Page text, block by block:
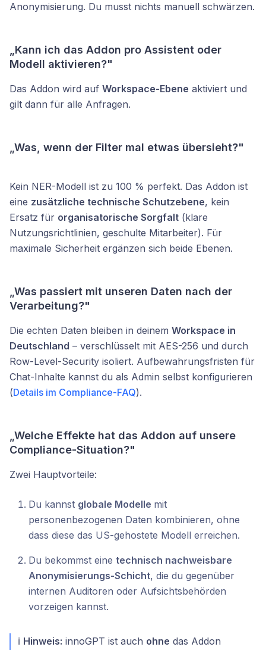
Anonymisierung. Du musst nichts manuell schwärzen.
„Kann ich das Addon pro Assistent oder
Modell aktivieren?"
Das Addon wird auf Workspace-Ebene aktiviert und
gilt dann für alle Anfragen.
„Was, wenn der Filter mal etwas übersieht?"
Kein NER-Modell ist zu 100 % perfekt. Das Addon ist
eine zusätzliche technische Schutzebene, kein
Ersatz für organisatorische Sorgfalt (klare
Nutzungsrichtlinien, geschulte Mitarbeiter). Für
maximale Sicherheit ergänzen sich beide Ebenen.
„Was passiert mit unseren Daten nach der
Verarbeitung?"
Die echten Daten bleiben in deinem Workspace in
Deutschland – verschlüsselt mit AES-256 und durch
Row-Level-Security isoliert. Aufbewahrungsfristen für
Chat-Inhalte kannst du als Admin selbst konfigurieren
(Details im Compliance-FAQ).
„Welche Effekte hat das Addon auf unsere
Compliance-Situation?"
Zwei Hauptvorteile:
Du kannst globale Modelle mit
personenbezogenen Daten kombinieren, ohne
dass diese das US-gehostete Modell erreichen.
Du bekommst eine technisch nachweisbare
Anonymisierungs-Schicht, die du gegenüber
internen Auditoren oder Aufsichtsbehörden
vorzeigen kannst.
ℹ️ Hinweis: innoGPT ist auch ohne das Addon